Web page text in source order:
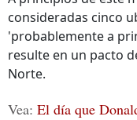
consideradas cinco
'probablemente a
resulte en un pacto
Norte.
Vea: El día que